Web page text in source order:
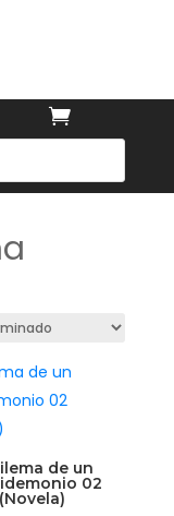

de un
02
(Novela)